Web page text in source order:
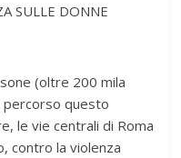
SULLE DONNE
(oltre 200 mila
percorso questo
le vie centrali di Roma
contro la violenza